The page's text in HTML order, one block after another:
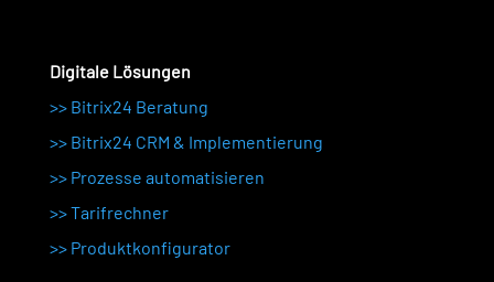
Digitale Lösungen
>> Bitrix24 Beratung
>> Bitrix24 CRM & Implementierung
>> Prozesse automatisieren
>>Tarifrechner
>> Produktkonfigurator